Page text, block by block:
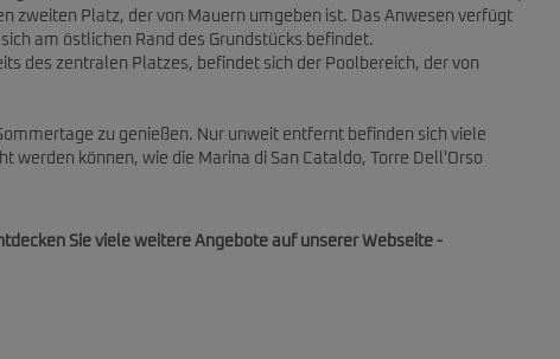
zweiten Platz, der von Mauern umgeben ist. Das Anwesen verfügt
am östlichen Rand des Grundstücks befindet.
des zentralen Platzes, befindet sich der Poolbereich, der von
zu genießen. Nur unweit entfernt befinden sich viele
werden können, wie die Marina di San Cataldo, Torre Dell'Orso
Sie viele weitere Angebote auf unserer Webseite -